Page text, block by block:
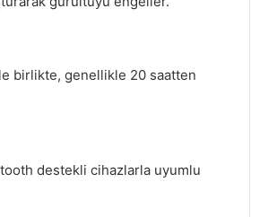
birlikte, genellikle 20 saatten
destekli cihazlarla uyumlu